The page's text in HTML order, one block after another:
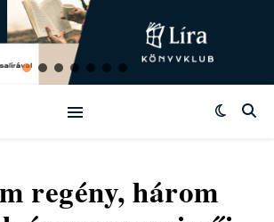
regény, három